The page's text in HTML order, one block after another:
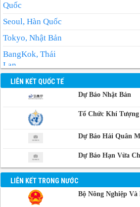
Quốc
Seoul, Hàn Quốc
Tokyo, Nhật Bản
BangKok, Thái
Lan
Manila, Philippin
Phnom-Penh,
Campuchia
LIÊN KẾT QUỐC TẾ
Dự Báo Nhật Bản
Tổ Chức Khí
Dự Báo Hải Quân
Dự Báo Hạn Vừa
LIÊN KẾT TRONG NƯỚC
Bộ Nông Nghiệp